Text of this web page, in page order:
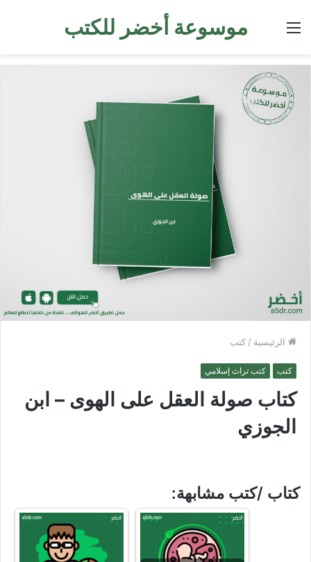
موسوعة أخضر للكتب القائمة
الرئيسية / كتب
كتب كتب تراث إسلامي
كتاب صولة العقل على الهوى – ابن
الجوزي
كتاب /كتب مشابهة: